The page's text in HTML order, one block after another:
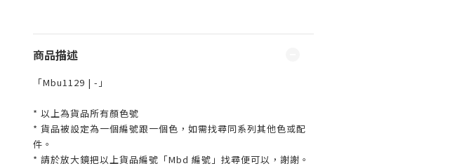
商品描述
「Mbu1129 | -」
* 以上為貨品所有顏色號
* 貨品被設定為一個編號跟一個色，如需找尋同系列其他色或配
件。
* 請於放大鏡把以上貨品編號「Mbd 編號」找尋便可以，謝謝。